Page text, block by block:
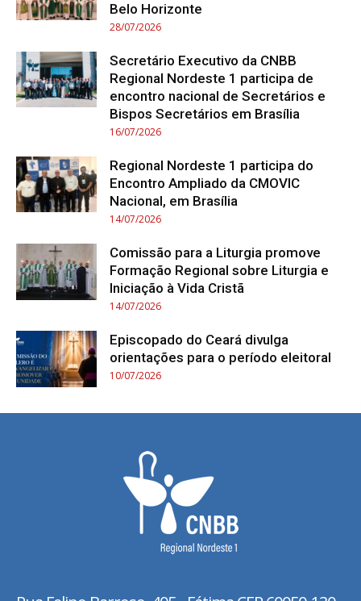
Belo Horizonte
28/07/2026
Secretário Executivo da CNBB
Regional Nordeste 1 participa de
encontro nacional de Secretários e
Bispos Secretários em Brasília
16/07/2026
Regional Nordeste 1 participa do
Encontro Ampliado da CMOVIC
Nacional, em Brasília
14/07/2026
Comissão para a Liturgia promove
Formação Regional sobre Liturgia e
Iniciação à Vida Cristã
14/07/2026
Episcopado do Ceará divulga
orientações para o período eleitoral
10/07/2026